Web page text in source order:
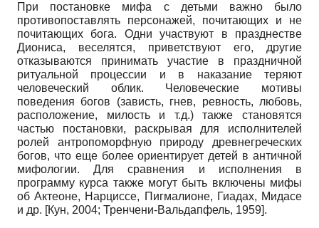
При постановке мифа с детьми важно было
противопоставлять персонажей, почитающих и не
почитающих бога. Одни участвуют в празднестве
Диониса, веселятся, приветствуют его, другие
отказываются принимать участие в праздничной
ритуальной процессии и в наказание теряют
человеческий облик. Человеческие мотивы
поведения богов (зависть, гнев, ревность, любовь,
расположение, милость и т.д.) также становятся
частью постановки, раскрывая для исполнителей
ролей антропоморфную природу древнегреческих
богов, что еще более ориентирует детей в античной
мифологии. Для сравнения и исполнения в
программу курса также могут быть включены мифы
об Актеоне, Нарциссе, Пигмалионе, Гиадах, Мидасе
и др. [Кун, 2004; Тренчени-Вальдапфель, 1959].